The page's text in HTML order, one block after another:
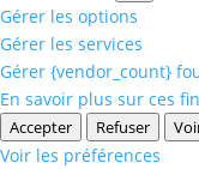
Gérer les options
Gérer les services
Gérer {vendor_count}
En savoir plus sur ces
Accepter Refuser
Voir les préférences